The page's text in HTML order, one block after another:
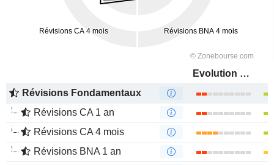
Evolution PowerX Corp.
Révisions Fondamentaux
Révisions CA 1 an
Révisions CA 4 mois
Révisions BNA 1 an